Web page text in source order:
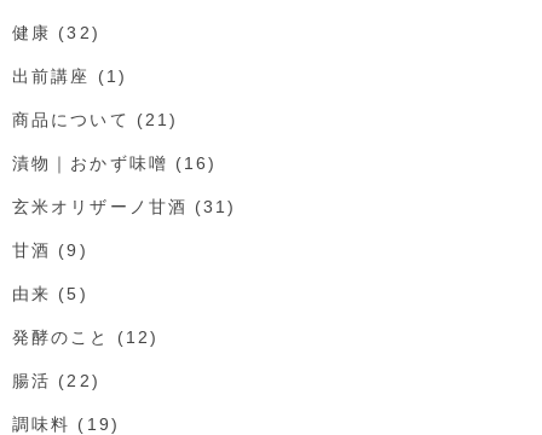
健康 (32)
出前講座 (1)
商品について (21)
漬物｜おかず味噌 (16)
玄米オリザーノ甘酒 (31)
甘酒 (9)
由来 (5)
発酵のこと (12)
腸活 (22)
調味料 (19)